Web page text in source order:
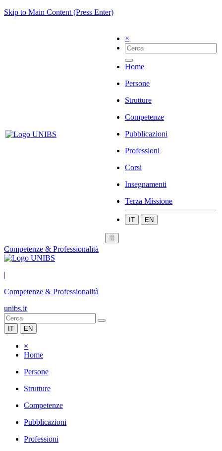
Skip to Main Content (Press Enter)
×
Home
Persone
Strutture
Competenze
Pubblicazioni
Professioni
Corsi
Insegnamenti
Terza Missione
IT EN
☰
Competenze & Professionalità
|
Competenze & Professionalità
unibs.it
IT EN
×
Home
Persone
Strutture
Competenze
Pubblicazioni
Professioni